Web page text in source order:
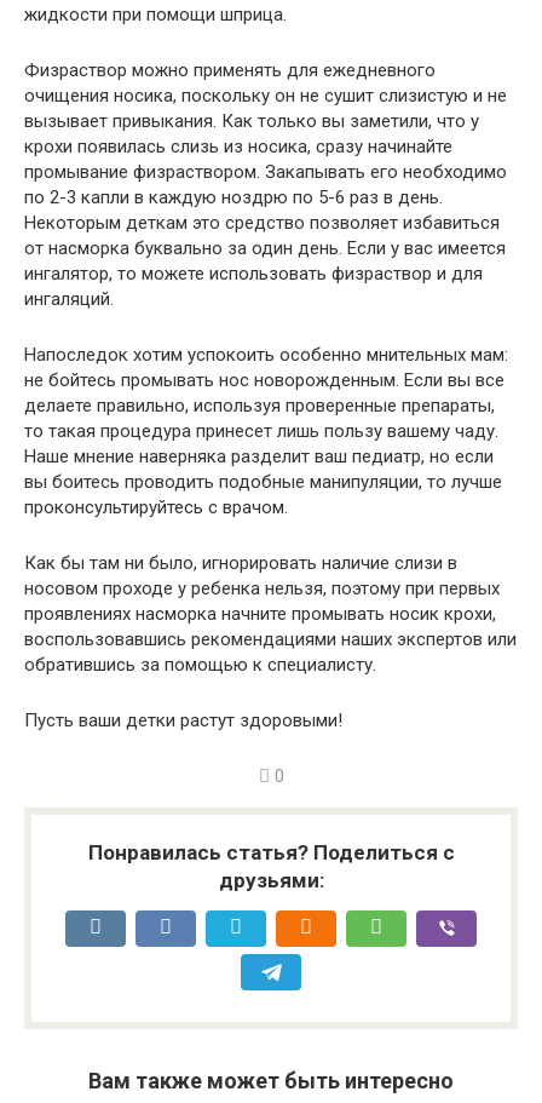
жидкости при помощи шприца.
Физраствор можно применять для ежедневного
очищения носика, поскольку он не сушит слизистую и не
вызывает привыкания. Как только вы заметили, что у
крохи появилась слизь из носика, сразу начинайте
промывание физраствором. Закапывать его необходимо
по 2-3 капли в каждую ноздрю по 5-6 раз в день.
Некоторым деткам это средство позволяет избавиться
от насморка буквально за один день. Если у вас имеется
ингалятор, то можете использовать физраствор и для
ингаляций.
Напоследок хотим успокоить особенно мнительных мам:
не бойтесь промывать нос новорожденным. Если вы все
делаете правильно, используя проверенные препараты,
то такая процедура принесет лишь пользу вашему чаду.
Наше мнение наверняка разделит ваш педиатр, но если
вы боитесь проводить подобные манипуляции, то лучше
проконсультируйтесь с врачом.
Как бы там ни было, игнорировать наличие слизи в
носовом проходе у ребенка нельзя, поэтому при первых
проявлениях насморка начните промывать носик крохи,
воспользовавшись рекомендациями наших экспертов или
обратившись за помощью к специалисту.
Пусть ваши детки растут здоровыми!
0
Понравилась статья? Поделиться с
друзьями:
Вам также может быть интересно